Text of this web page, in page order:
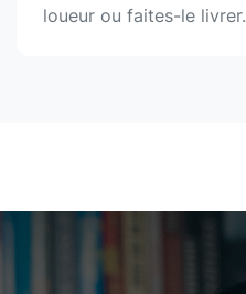
loueur ou faites-le livrer.